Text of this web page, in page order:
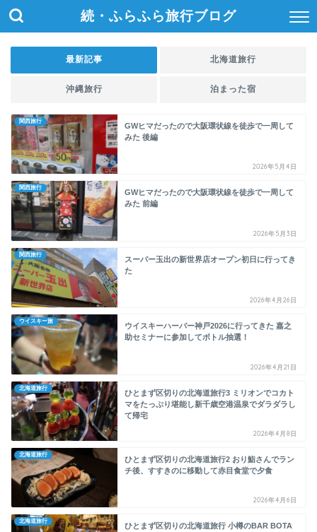
続・ふらふら旅行ブログ
最新記事 北海道旅行
沖縄旅行 泊まった宿
関西旅行
GWヒマだったので大阪環状線を徒歩で一周して
みた 後編
2026年5月4日
関西旅行
GWヒマだったので大阪環状線を徒歩で一周して
みた 前編
2026年5月3日
関西旅行
スーパー玉出の新世界店オープン初日に行ってき
た
2026年4月26日
ウイスキー旅
ウイスキーハーバー神戸2026に行ってきた 嘉之
助セミナーに参加してボトル抽選！
2026年4月21日
北海道旅行
ひとまず区切りの北海道旅行3 ミリオンでコカト
マをたっぷり堪能し新千歳空港温泉でダラダラし
て帰宅
2026年4月8日
北海道旅行
ひとまず区切りの北海道旅行2 おり鮨さんでラン
チ後、すすきのに移動して赤目食堂で夕食
2026年4月6日
北海道旅行
ひとまず区切りの北海道旅行 小樽のBAR BOTA